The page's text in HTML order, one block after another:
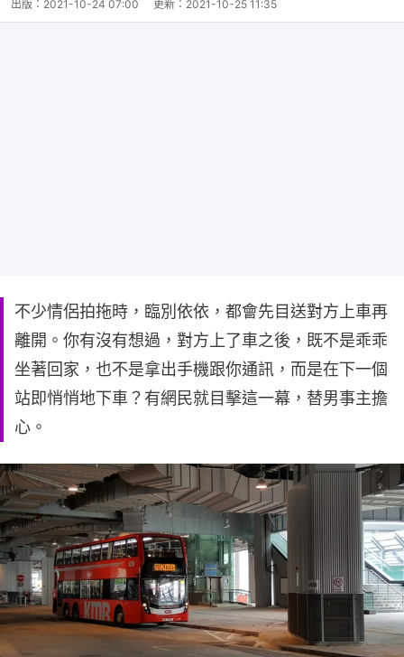
出版： 2021-10-24 07:00 更新： 2021-10-25 11:35
不少情侶拍拖時，臨別依依，都會先目送對方上車再
離開。你有沒有想過，對方上了車之後，既不是乖乖
坐著回家，也不是拿出手機跟你通訊，而是在下一個
站即悄悄地下車？有網民就目擊這一幕，替男事主擔
心。